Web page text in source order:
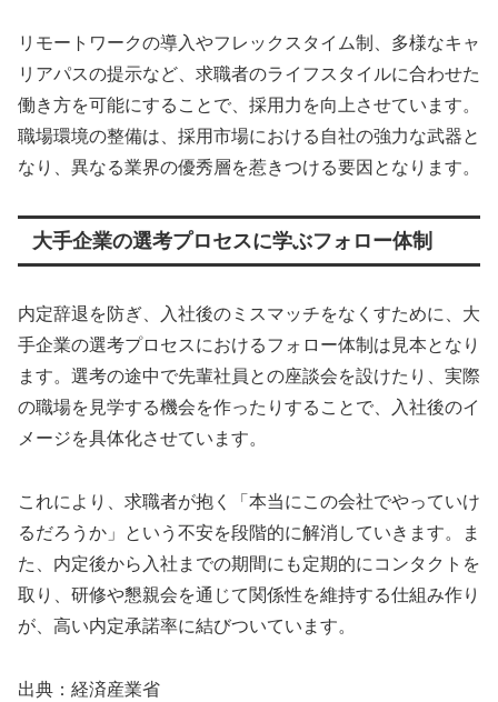
リモートワークの導入やフレックスタイム制、多様なキャ
リアパスの提示など、求職者のライフスタイルに合わせた
働き方を可能にすることで、採用力を向上させています。
職場環境の整備は、採用市場における自社の強力な武器と
なり、異なる業界の優秀層を惹きつける要因となります。
大手企業の選考プロセスに学ぶフォロー体制
内定辞退を防ぎ、入社後のミスマッチをなくすために、大
手企業の選考プロセスにおけるフォロー体制は見本となり
ます。選考の途中で先輩社員との座談会を設けたり、実際
の職場を見学する機会を作ったりすることで、入社後のイ
メージを具体化させています。
これにより、求職者が抱く「本当にこの会社でやっていけ
るだろうか」という不安を段階的に解消していきます。ま
た、内定後から入社までの期間にも定期的にコンタクトを
取り、研修や懇親会を通じて関係性を維持する仕組み作り
が、高い内定承諾率に結びついています。
出典：経済産業省